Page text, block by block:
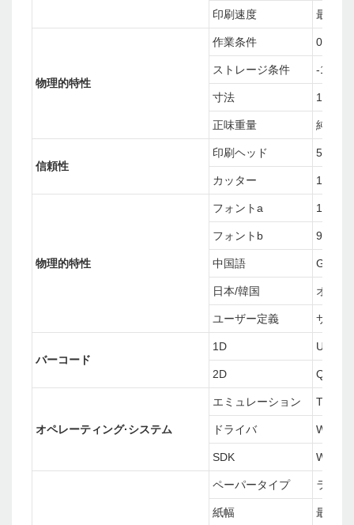
印刷速度 最大
物理的特性
作業条件
ストレージ条件 -10°C-
寸法 195（
正味重量 純重
信頼性
印刷ヘッド 50KM
カッター 1.0百万
物理的特性
フォントa 12x24
フォントb 9x17
中国語
日本/韓国 オプシ
ユーザー定義 サポー
バーコード
1D UPC-
2D QRコ
オペレーティング·システム
エミュレーション TSPL
ドライバ
SDK
ペーパータイプ ライナ
紙幅 最大